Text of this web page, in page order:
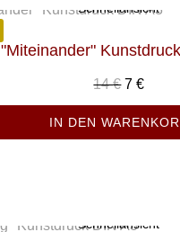
Schnellansicht
"Miteinander"
14€
Preis
war:
7€
Preis
ist:
IN DEN
Schnellansicht